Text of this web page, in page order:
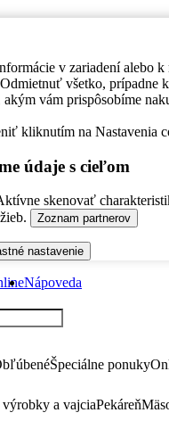
v zariadení alebo
všetko, prípadne
vám prispôsobíme
kliknutím na Nastavenia
údaje s cieľom
skenovať
Zoznam partnerov
nastavenie
Nápoveda
Špeciálne ponuky
a vajciaPekáreň